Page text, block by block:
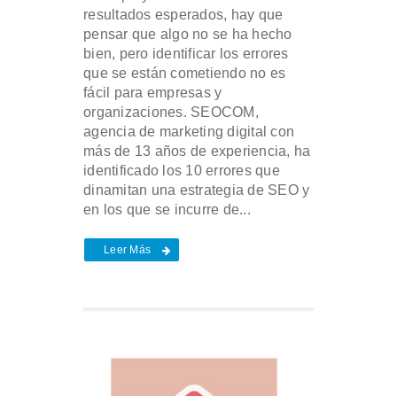
resultados esperados, hay que
pensar que algo no se ha hecho
bien, pero identificar los errores
que se están cometiendo no es
fácil para empresas y
organizaciones. SEOCOM,
agencia de marketing digital con
más de 13 años de experiencia, ha
identificado los 10 errores que
dinamitan una estrategia de SEO y
en los que se incurre de...
Leer Más